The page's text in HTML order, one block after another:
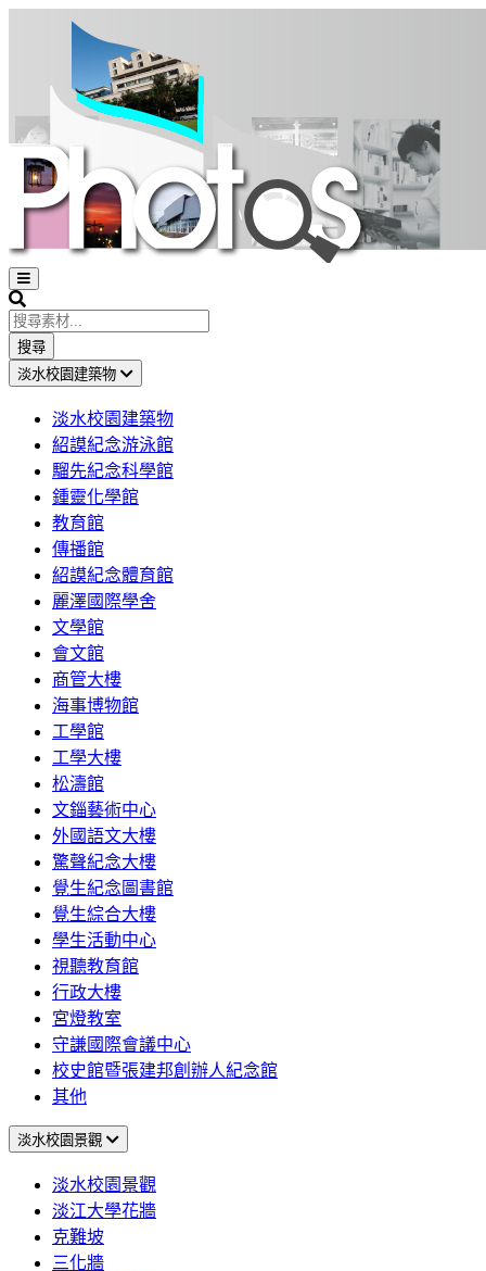
Open
sidebar
Search
搜尋
淡水校園建築物
淡水校園建築物
紹謨紀念游泳館
騮先紀念科學館
鍾靈化學館
教育館
傳播館
紹謨紀念體育館
麗澤國際學舍
文學館
會文館
商管大樓
海事博物館
工學館
工學大樓
松濤館
文錙藝術中心
外國語文大樓
驚聲紀念大樓
覺生紀念圖書館
覺生綜合大樓
學生活動中心
視聽教育館
行政大樓
宮燈教室
守謙國際會議中心
校史館暨張建邦創辦人紀念館
其他
淡水校園景觀
淡水校園景觀
淡江大學花牆
克難坡
三化牆